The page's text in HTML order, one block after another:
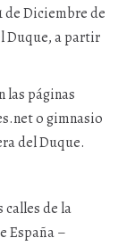
de Diciembre de
Duque, a partir
las páginas
o gimnasio
del Duque.
de la
España –